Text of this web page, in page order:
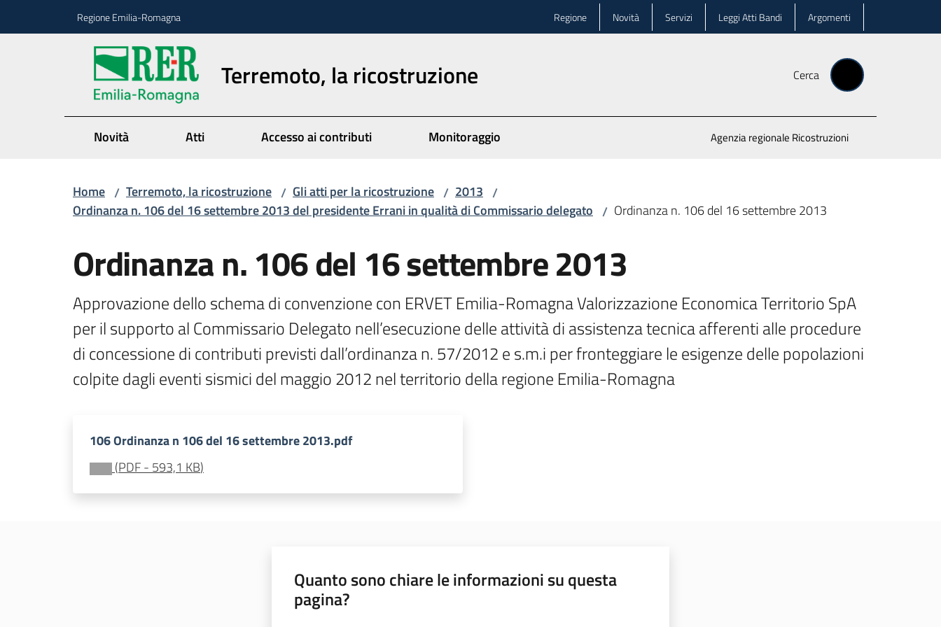
Regione Emilia-Romagna Regione Novità Servizi Leggi Atti Bandi Argomenti
Terremoto, la ricostruzione Cerca
Novità Atti Accesso ai contributi Monitoraggio Agenzia regionale Ricostruzioni
Home / Terremoto, la ricostruzione / Gli atti per la ricostruzione / 2013 /
Ordinanza n. 106 del 16 settembre 2013 del presidente Errani in qualità di Commissario delegato / Ordinanza n. 106 del 16 settembre 2013
Ordinanza n. 106 del 16 settembre 2013
Approvazione dello schema di convenzione con ERVET Emilia-Romagna Valorizzazione Economica Territorio SpA
per il supporto al Commissario Delegato nell’esecuzione delle attività di assistenza tecnica afferenti alle procedure
di concessione di contributi previsti dall’ordinanza n. 57/2012 e s.m.i per fronteggiare le esigenze delle popolazioni
colpite dagli eventi sismici del maggio 2012 nel territorio della regione Emilia-Romagna
106 Ordinanza n 106 del 16 settembre 2013.pdf
(PDF- 593,1 KB)
Quanto sono chiare le informazioni su questa
pagina?